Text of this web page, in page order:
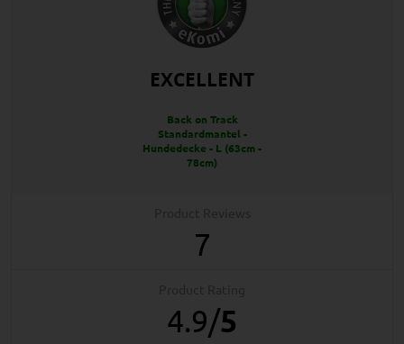
EXCELLENT
Back on Track
Standardmantel -
Hundedecke - L (63cm -
78cm)
7
4.9/5